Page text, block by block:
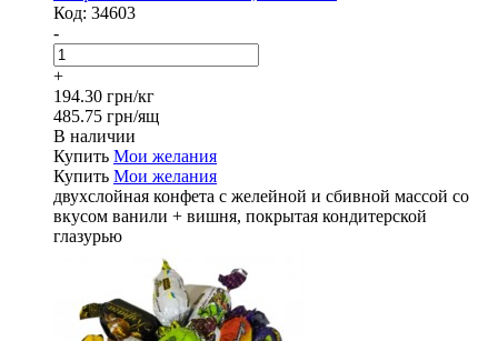
Код: 34603
-
+
194.30 грн/кг
485.75 грн/ящ
В наличии
Купить Мои желания
Купить Мои желания
двухслойная конфета с желейной и сбивной массой со
вкусом ванили + вишня, покрытая кондитерской
глазурью